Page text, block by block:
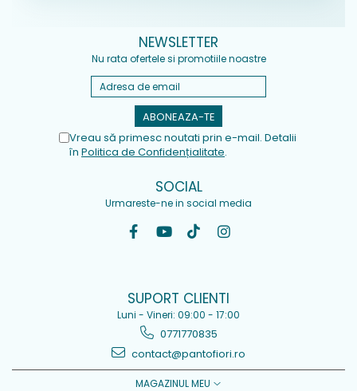
NEWSLETTER
Nu rata ofertele si promotiile noastre
Vreau să primesc noutati prin e-mail. Detalii
în Politica de Confidențialitate.
SOCIAL
Urmareste-ne in social media
SUPORT CLIENTI
Luni - Vineri: 09:00 - 17:00
0771770835
contact@pantofiori.ro
MAGAZINUL MEU